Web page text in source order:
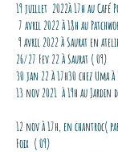
19 juillet 2022à 17h au Café
7 avril 2022 à 18h au
9 avril 2022 à Saurat en
26/27 Fev 22 à Saurat ( 09)
30 jan 22 à 17h30 chez Uma
13 nov 2021 à 19h au
12 nov à 17h, en chantroc(
Foix ( 09)